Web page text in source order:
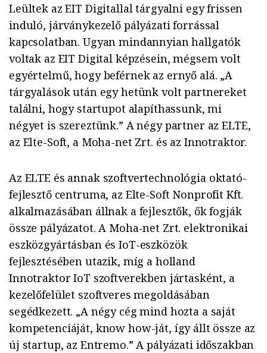
Leültek az EIT Digitallal tárgyalni egy frissen
induló, járványkezelő pályázati forrással
kapcsolatban. Ugyan mindannyian hallgatók
voltak az EIT Digital képzésein, mégsem volt
egyértelmű, hogy beférnek az ernyő alá. „A
tárgyalások után egy hetünk volt partnereket
találni, hogy startupot alapíthassunk, mi
négyet is szereztünk.” A négy partner az ELTE,
az Elte-Soft, a Moha-net Zrt. és az Innotraktor.
Az ELTE és annak szoftvertechnológia oktató-
fejlesztő centruma, az Elte-Soft Nonprofit Kft.
alkalmazásában állnak a fejlesztők, ők fogják
össze pályázatot. A Moha-net Zrt. elektronikai
eszközgyártásban és IoT-eszközök
fejlesztésében utazik, míg a holland
Innotraktor IoT szoftverekben jártasként, a
kezelőfelület szoftveres megoldásában
segédkezett. „A négy cég mind hozta a saját
kompetenciáját, know how-ját, így állt össze az
új startup, az Entremo.” A pályázati időszakban